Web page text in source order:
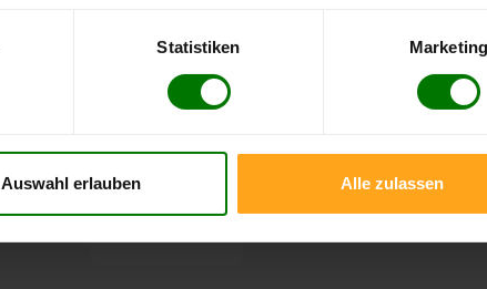
Statistiken Marketing
Auswahl erlauben Alle zulassen
Barzahlung
Durchschnittliche Lieferfrist